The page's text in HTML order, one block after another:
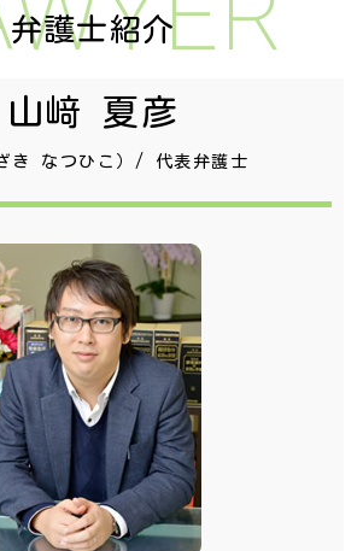
弁護士紹介
山﨑 夏彦
き なつひこ）/ 代表弁護士